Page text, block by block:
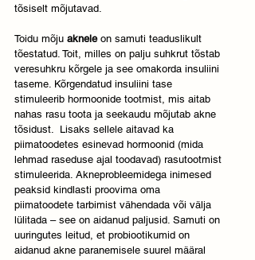
tõsiselt mõjutavad.
Toidu mõju aknele on samuti teaduslikult
tõestatud. Toit, milles on palju suhkrut tõstab
veresuhkru kõrgele ja see omakorda insuliini
taseme. Kõrgendatud insuliini tase
stimuleerib hormoonide tootmist, mis aitab
nahas rasu toota ja seekaudu mõjutab akne
tõsidust.  Lisaks sellele aitavad ka
piimatoodetes esinevad hormoonid (mida
lehmad raseduse ajal toodavad) rasutootmist
stimuleerida. Akneprobleemidega inimesed
peaksid kindlasti proovima oma
piimatoodete tarbimist vähendada või välja
lülitada – see on aidanud paljusid. Samuti on
uuringutes leitud, et probiootikumid on
aidanud akne paranemisele suurel määral